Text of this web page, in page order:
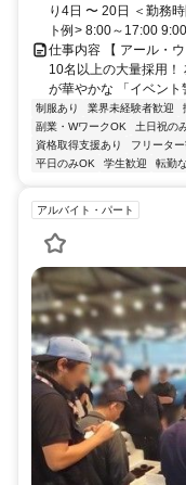
り4日 〜 20日 ＜勤務
ト例> 8:00～17:00
仕事内容 【 アール・
10名以上の大量採用！
が華やかな 「イベント
制服あり 業界未経験者歓迎
副業・WワークOK
土日祝の
資格取得支援あり
フリータ
平日のみOK
学生歓迎 転勤な
アルバイト・パート